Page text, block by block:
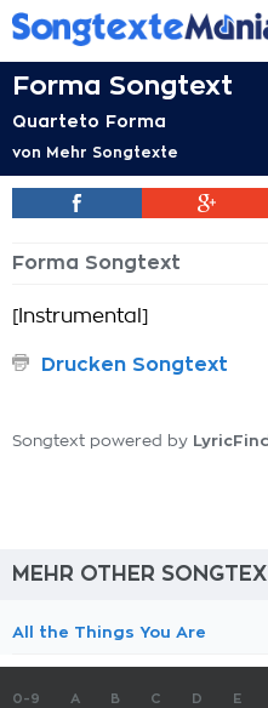
Forma Songtext
Quarteto Forma
von Mehr Songtexte
Forma Songtext
[Instrumental]
Drucken Songtext
Songtext powered by LyricFind
MEHR OTHER
All the Things You Are
0-9 A B C D E